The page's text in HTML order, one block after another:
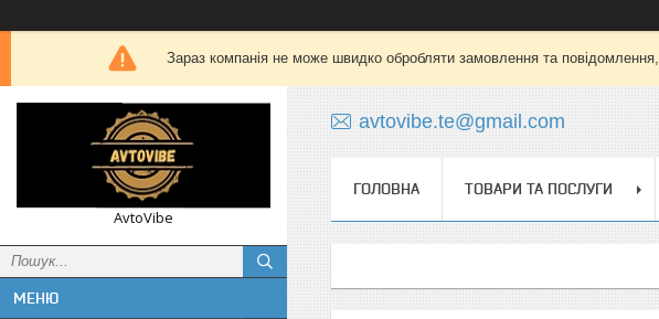
Зараз компанія не може швидко обробляти замовлення та
AvtoVibe
avtovibe.te@gmail.com
ГОЛОВНА ТОВАРИ ТА ПОСЛУГИ